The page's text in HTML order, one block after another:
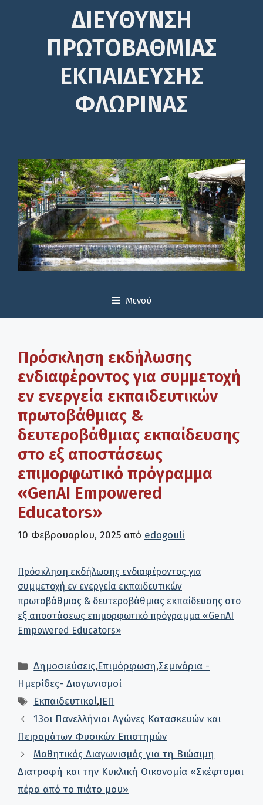
ΔΙΕΎΘΥΝΣΗ
ΠΡΩΤΟΒΆΘΜΙΑΣ
ΕΚΠΑΊΔΕΥΣΗΣ
ΦΛΩΡΙΝΑΣ
Μενού
Πρόσκληση εκδήλωσης
ενδιαφέροντος για συμμετοχή
εν ενεργεία εκπαιδευτικών
πρωτοβάθμιας &
δευτεροβάθμιας εκπαίδευσης
στο εξ αποστάσεως
επιμορφωτικό πρόγραμμα
«GenAI Empowered
Educators»
10 Φεβρουαρίου, 2025 από edogouli
Πρόσκληση εκδήλωσης ενδιαφέροντος για
συμμετοχή εν ενεργεία εκπαιδευτικών
πρωτοβάθμιας & δευτεροβάθμιας εκπαίδευσης στο
εξ αποστάσεως επιμορφωτικό πρόγραμμα «GenAI
Empowered Educators»
Κατηγορίες
Δημοσιεύσεις,Επιμόρφωση,Σεμινάρια -
Ημερίδες- Διαγωνισμοί
Ετικέτες
Εκπαιδευτικοί,ΙΕΠ
13οι Πανελλήνιοι Αγώνες Κατασκευών και
Πειραμάτων Φυσικών Επιστημών
Μαθητικός Διαγωνισμός για τη Βιώσιμη
Διατροφή και την Κυκλική Οικονομία «Σκέφτομαι
πέρα από το πιάτο μου»